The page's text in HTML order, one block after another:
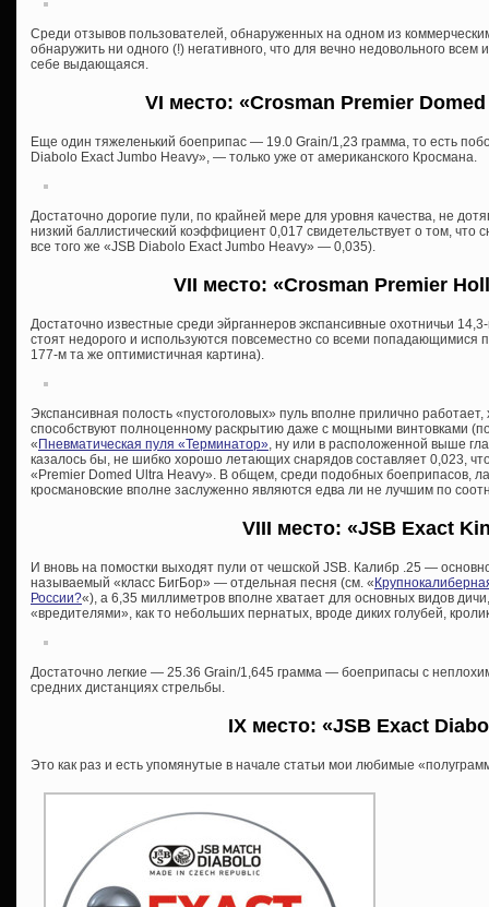
Среди отзывов пользователей, обнаруженных на одном из
обнаружить ни одного (!) негативного, что для вечно недовольного всем
себе выдающаяся.
VI место: «Crosman Premier
Еще один тяжеленький боеприпас — 19.0 Grain/1,23 грамма, то есть
Diabolo Exact Jumbo Heavy», — только уже от американского Кросмана.
Достаточно дорогие пули, по крайней мере для уровня качества, не
низкий баллистический коэффициент 0,017 свидетельствует о том, что
все того же «JSB Diabolo Exact Jumbo Heavy» — 0,035).
VII место: «Crosman Premier
Достаточно известные среди эйрганнеров экспансивные охотничьи
стоят недорого и используются повсеместно со всеми попадающимися
177-м та же оптимистичная картина).
Экспансивная полость «пустоголовых» пуль вполне прилично
способствуют полноценному раскрытию даже с мощными винтовками
« Пневматическая пуля «Терминатор», ну или в расположенной выше
казалось бы, не шибко хорошо летающих снарядов составляет 0,023,
«Premier Domed Ultra Heavy». В общем, среди подобных боеприпасов,
кросмановские вполне заслуженно являются едва ли не лучшим по
VIII место: «JSB Exact
И вновь на помостки выходят пули от чешской JSB. Калибр .25 —
называемый «класс БигБор» — отдельная песня (см. «
России?«), а 6,35 миллиметров вполне хватает для основных видов
«вредителями», как то небольших пернатых, вроде диких голубей,
Достаточно легкие — 25.36 Grain/1,645 грамма — боеприпасы с
средних дистанциях стрельбы.
IX место: «JSB Exact
Это как раз и есть упомянутые в начале статьи мои любимые